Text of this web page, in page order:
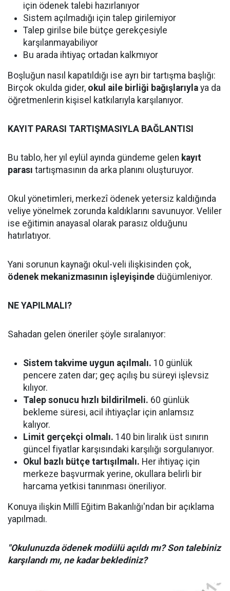
için ödenek talebi hazırlanıyor
Sistem açılmadığı için talep girilemiyor
Talep girilse bile bütçe gerekçesiyle
karşılanmayabiliyor
Bu arada ihtiyaç ortadan kalkmıyor
Boşluğun nasıl kapatıldığı ise ayrı bir tartışma başlığı:
Birçok okulda gider, okul aile birliği bağışlarıyla ya da
öğretmenlerin kişisel katkılarıyla karşılanıyor.
KAYIT PARASI TARTIŞMASIYLA BAĞLANTISI
Bu tablo, her yıl eylül ayında gündeme gelen kayıt
parası tartışmasının da arka planını oluşturuyor.
Okul yönetimleri, merkezî ödenek yetersiz kaldığında
veliye yönelmek zorunda kaldıklarını savunuyor. Veliler
ise eğitimin anayasal olarak parasız olduğunu
hatırlatıyor.
Yani sorunun kaynağı okul-veli ilişkisinden çok,
ödenek mekanizmasının işleyişinde düğümleniyor.
NE YAPILMALI?
Sahadan gelen öneriler şöyle sıralanıyor:
Sistem takvime uygun açılmalı. 10 günlük
pencere zaten dar; geç açılış bu süreyi işlevsiz
kılıyor.
Talep sonucu hızlı bildirilmeli. 60 günlük
bekleme süresi, acil ihtiyaçlar için anlamsız
kalıyor.
Limit gerçekçi olmalı. 140 bin liralık üst sınırın
güncel fiyatlar karşısındaki karşılığı sorgulanıyor.
Okul bazlı bütçe tartışılmalı. Her ihtiyaç için
merkeze başvurmak yerine, okullara belirli bir
harcama yetkisi tanınması öneriliyor.
Konuya ilişkin Millî Eğitim Bakanlığı'ndan bir açıklama
yapılmadı.
"Okulunuzda ödenek modülü açıldı mı? Son talebiniz
karşılandı mı, ne kadar beklediniz?